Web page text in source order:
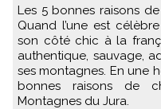
Les 5 bonnes raisons de programmer nos destinations !
Quand l’une est
son côté chic à la
authentique, sauvage,
ses montagnes. En une
bonnes raisons de
Montagnes du Jura.